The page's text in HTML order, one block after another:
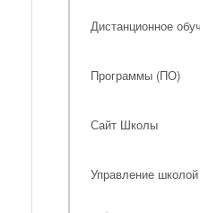
Дистанционное
Программы (ПО)
Сайт Школы
Управление школой